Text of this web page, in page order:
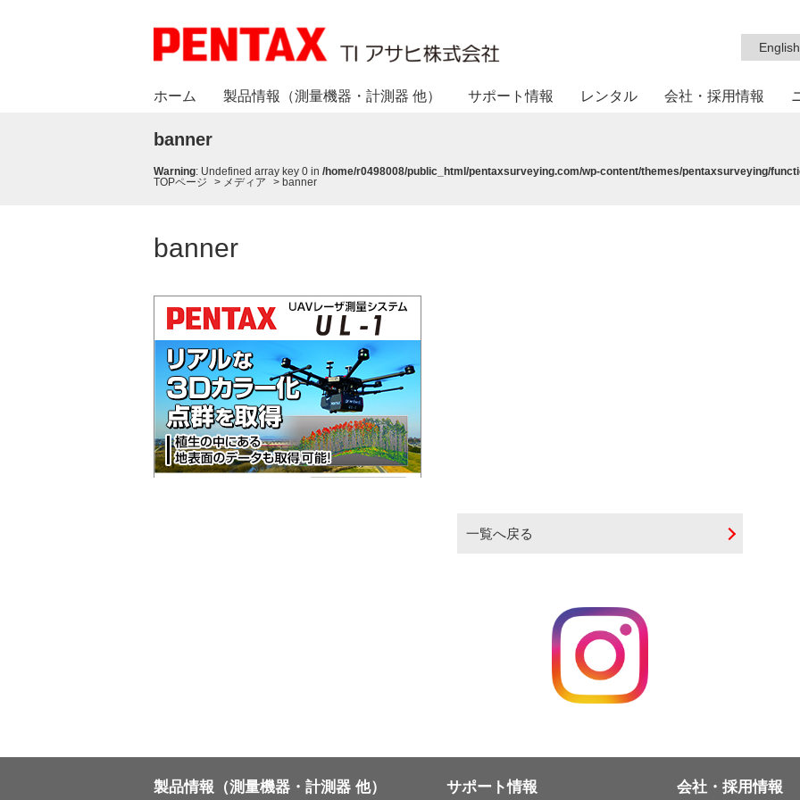
English
ホーム 製品情報（測量機器・計測器 他） サポート情報 レンタル 会社・採用情報
banner
Warning: Undefined array key 0 in /home/r0498008/public_html/pentaxsurveying.com/wp-content/themes/pentaxsurveying/
TOPページ
> メディア > banner
banner
一覧へ戻る
製品情報（測量機器・計測器 他） サポート情報 会社・採用情報